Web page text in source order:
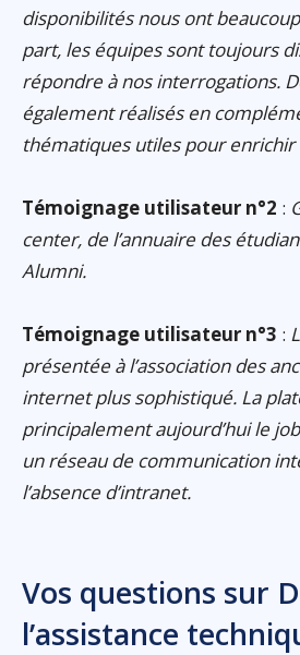
disponibilités nous ont
part, les équipes sont toujours
répondre à nos interrogations.
également réalisés en
thématiques utiles pour
Témoignage utilisateur n°2 :
center, de l’annuaire des
Alumni.
Témoignage utilisateur n°3 :
présentée à l’association des
internet plus sophistiqué. La
principalement aujourd’hui le
un réseau de communication
l’absence d’intranet.
Vos questions sur
l’assistance